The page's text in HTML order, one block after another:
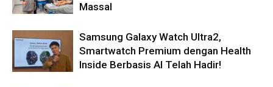
Massal
Samsung Galaxy Watch Ultra2,
Smartwatch Premium dengan Health
Inside Berbasis AI Telah Hadir!